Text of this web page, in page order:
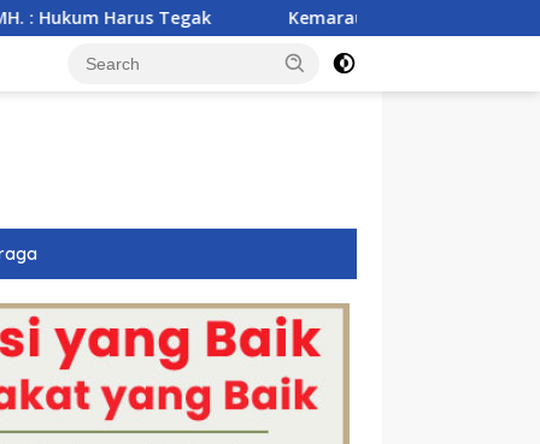
Kemarau Ekstrem Ancam 43 Hektare Sawah di